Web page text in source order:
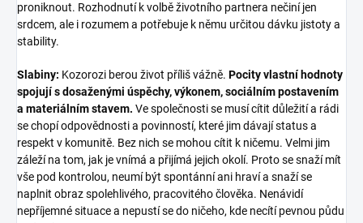
proniknout. Rozhodnutí k volbě životního partnera nečiní jen
srdcem, ale i rozumem a potřebuje k němu určitou dávku jistoty a
stability.
Slabiny: Kozorozi berou život příliš vážně. Pocity vlastní hodnoty
spojují s dosaženými úspěchy, výkonem, sociálním postavením
a materiálním stavem. Ve společnosti se musí cítit důležití a rádi
se chopí odpovědnosti a povinností, které jim dávají status a
respekt v komunitě. Bez nich se mohou cítit k ničemu. Velmi jim
záleží na tom, jak je vnímá a přijímá jejich okolí. Proto se snaží mít
vše pod kontrolou, neumí být spontánní ani hraví a snaží se
naplnit obraz spolehlivého, pracovitého člověka. Nenávidí
nepříjemné situace a nepustí se do ničeho, kde necítí pevnou půdu